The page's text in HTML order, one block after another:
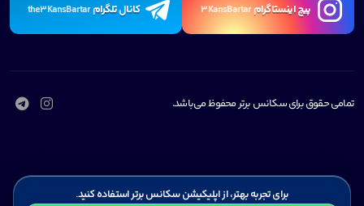
پیچ اینستاگرام3KansBartar کانال تلگرامthe3KansBartar
تمامی حقوق برای سکانس برتر محفوظ می‌باشد.
برای تجربه بهتر، از اپلیکیشن سکانس برتر استفاده کنید.